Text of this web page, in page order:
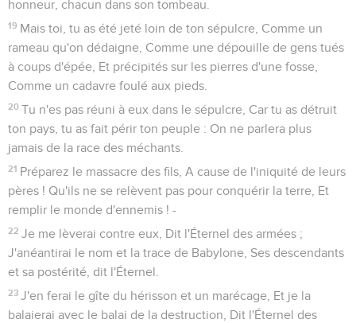
de nations rassemblées : L'Éternel des armées passe en
revue l'armée qui va combattre.
5 Ils viennent d'un pays lointain, De l'extrémité des cieux :
L'Éternel et les instruments de sa colère Vont détruire toute
la contrée.
Gémissez, car le jour de l'Éternel est proche : Il vient
comme un ravage du Tout Puissant.
7
d'homme est abattu.
8
Ils sont frappés d'épouvante ; Les spasmes et les douleurs
Ils se regardent les uns les autres avec stupeur ; Leurs
visages sont enflammés.
d'ardente fureur, Qui réduira la terre en solitude, Et en